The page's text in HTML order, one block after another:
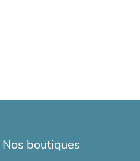
Nos boutiques